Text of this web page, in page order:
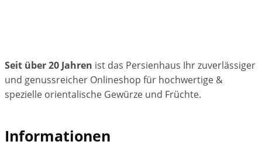
Seit über 20 Jahren ist das Persienhaus Ihr zuverlässiger
und genussreicher Onlineshop für hochwertige &
spezielle orientalische Gewürze und Früchte.
Informationen